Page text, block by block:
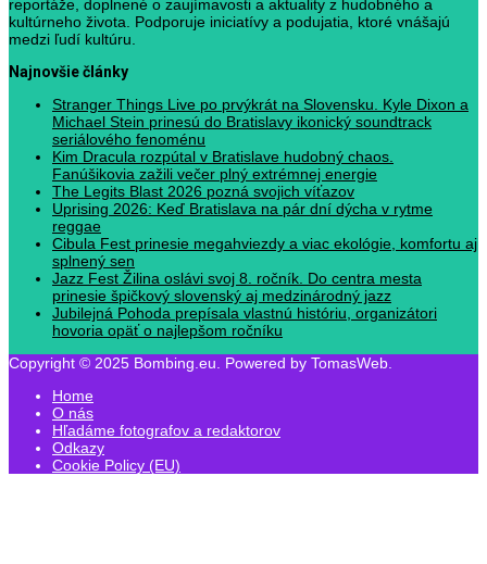
reportáže, doplnené o zaujímavosti a aktuality z hudobného a
kultúrneho života. Podporuje iniciatívy a podujatia, ktoré vnášajú
medzi ľudí kultúru.
Najnovšie články
Stranger Things Live po prvýkrát na Slovensku. Kyle Dixon a
Michael Stein prinesú do Bratislavy ikonický soundtrack
seriálového fenoménu
Kim Dracula rozpútal v Bratislave hudobný chaos.
Fanúšikovia zažili večer plný extrémnej energie
The Legits Blast 2026 pozná svojich víťazov
Uprising 2026: Keď Bratislava na pár dní dýcha v rytme
reggae
Cibula Fest prinesie megahviezdy a viac ekológie, komfortu aj
splnený sen
Jazz Fest Žilina oslávi svoj 8. ročník. Do centra mesta
prinesie špičkový slovenský aj medzinárodný jazz
Jubilejná Pohoda prepísala vlastnú históriu, organizátori
hovoria opäť o najlepšom ročníku
Copyright © 2025 Bombing.eu. Powered by TomasWeb.
Home
O nás
Hľadáme fotografov a redaktorov
Odkazy
Cookie Policy (EU)